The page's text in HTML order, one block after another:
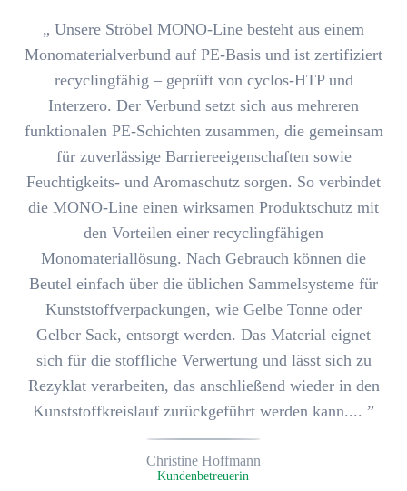
„ Unsere Ströbel MONO-Line besteht aus einem
Monomaterialverbund auf PE-Basis und ist zertifiziert
recyclingfähig – geprüft von cyclos-HTP und
Interzero. Der Verbund setzt sich aus mehreren
funktionalen PE-Schichten zusammen, die gemeinsam
für zuverlässige Barriereeigenschaften sowie
Feuchtigkeits- und Aromaschutz sorgen. So verbindet
die MONO-Line einen wirksamen Produktschutz mit
den Vorteilen einer recyclingfähigen
Monomateriallösung. Nach Gebrauch können die
Beutel einfach über die üblichen Sammelsysteme für
Kunststoffverpackungen, wie Gelbe Tonne oder
Gelber Sack, entsorgt werden. Das Material eignet
sich für die stoffliche Verwertung und lässt sich zu
Rezyklat verarbeiten, das anschließend wieder in den
Kunststoffkreislauf zurückgeführt werden kann.... ”
Christine Hoffmann
Kunden­betreuerin